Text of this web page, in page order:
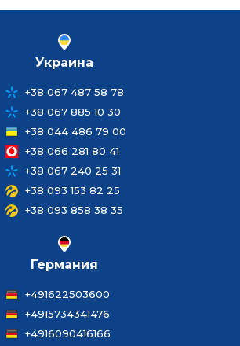
Украина
+38 067 487 58 78
+38 067 885 10 30
+38 044 486 79 00
+38 066 281 80 41
+38 067 240 25 31
+38 093 153 82 25
+38 093 858 38 35
Германия
+491622503600
+4915734341476
+4916090416166